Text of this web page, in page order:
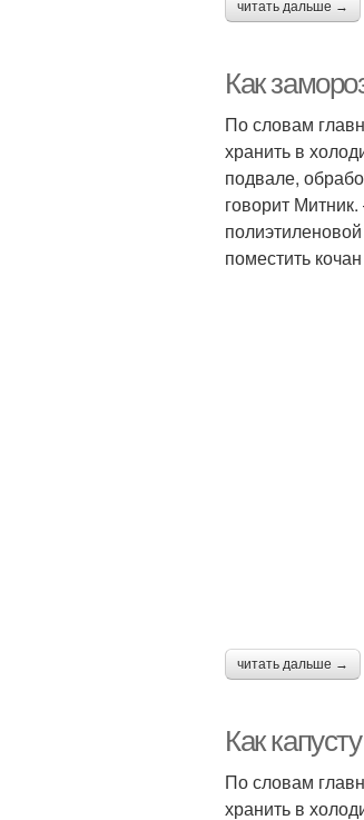
читать дальше →
Как
По словам
хранить в
подвале,
говорит
поместить
читать дальше →
Как
По словам
хранить в